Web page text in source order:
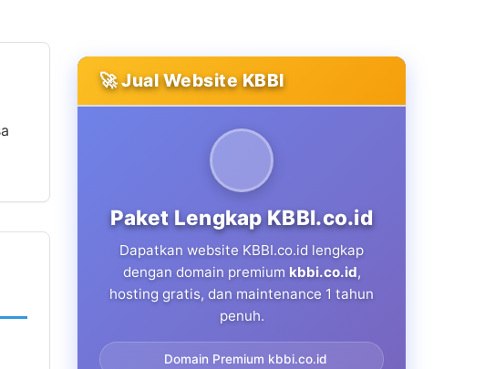
🚀 Jual Website KBBI
Paket Lengkap KBBI.co.id
Dapatkan website KBBI.co.id lengkap
dengan domain premium kbbi.co.id,
hosting gratis, dan maintenance 1 tahun
penuh.
Domain Premium kbbi.co.id